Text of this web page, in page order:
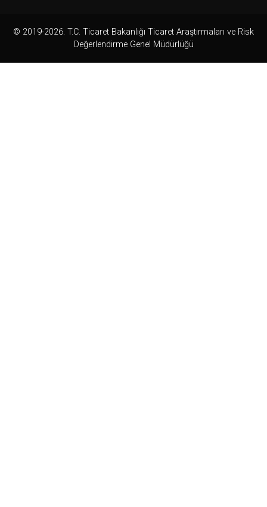
© 2019-2026. T.C. Ticaret Bakanlığı Ticaret Araştırmaları ve Risk
Değerlendirme Genel Müdürlüğü